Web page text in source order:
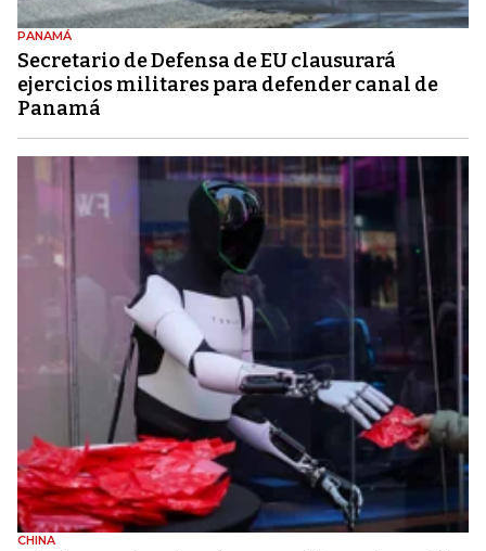
PANAMÁ
Secretario de Defensa de EU clausurará
ejercicios militares para defender canal de
Panamá
CHINA